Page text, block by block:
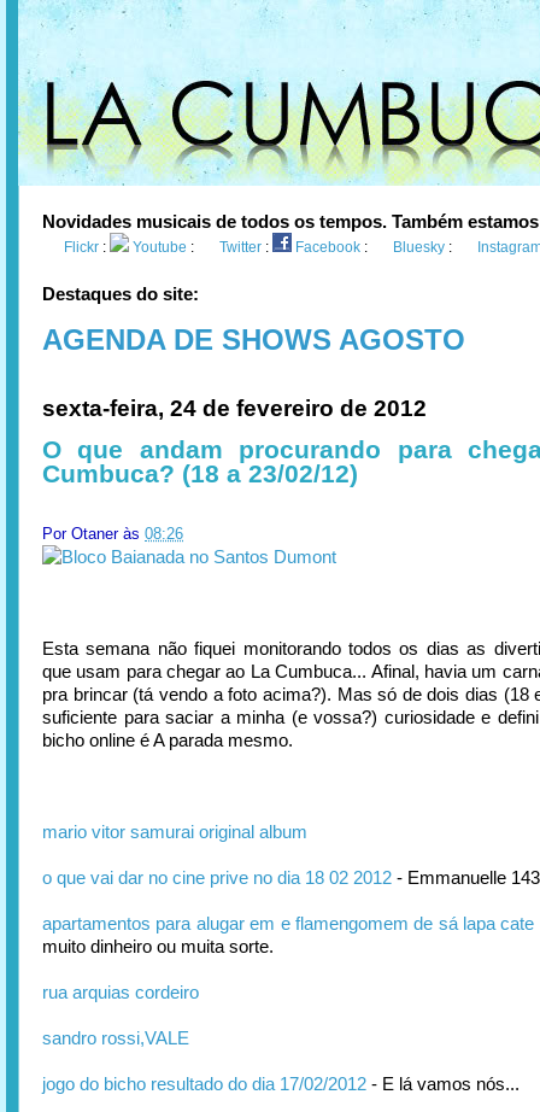
Novidades musicais de todos os tempos. Também
Flickr : Youtube : Twitter : Facebook : Bluesky :
Destaques do site:
AGENDA DE SHOWS AGOSTO
sexta-feira, 24 de fevereiro de 2012
O que andam procurando para
Cumbuca? (18 a 23/02/12)
Por Otaner às 08:26
Esta semana não fiquei monitorando todos os dias as
que usam para chegar ao La Cumbuca... Afinal, havia um
pra brincar (tá vendo a foto acima?). Mas só de dois dias (18
suficiente para saciar a minha (e vossa?) curiosidade e
bicho online é A parada mesmo.
mario vitor samurai original album
o que vai dar no cine prive no dia 18 02 2012 - Emmanuelle
apartamentos para alugar em e flamengomem de sá lapa cate
muito dinheiro ou muita sorte.
rua arquias cordeiro
sandro rossi,VALE
jogo do bicho resultado do dia 17/02/2012 - E lá vamos nós...